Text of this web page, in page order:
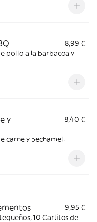
8,99 €
pollo a la barbacoa y
y
8,40 €
carne y bechamel.
9,95 €
10 Carlitos de